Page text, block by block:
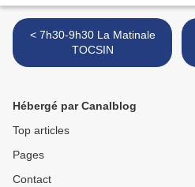
< 7h30-9h30 La Matinale
TOCSIN
Hébergé par Canalblog
Top articles
Pages
Contact